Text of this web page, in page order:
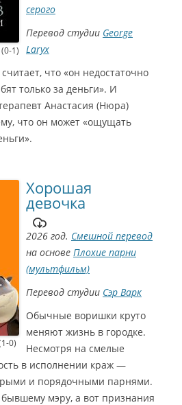
1)
серого
Перевод студии George
Laryx
что «он недостаточно
только за деньги». И
Анастасия (Нюра)
что он может «ощущать
0)
Хорошая
девочка
2026 год. Смешной перевод
на основе Плохие парни
(мультфильм)
Перевод студии Сэр Варк
Обычные воришки круто
меняют жизнь в городке.
Несмотря на смелые
в исполнении краж —
и порядочными парнями.
бывшему мэру, а вот признания